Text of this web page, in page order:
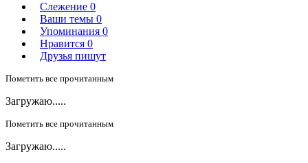
Слежение 0
Ваши темы 0
Упоминания 0
Нравится 0
Друзья пишут
Пометить все прочитанным
Загружаю.....
Пометить все прочитанным
Загружаю.....